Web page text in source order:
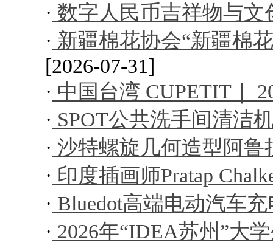
· 数字人民币吉祥物与文
· 新疆棉花协会“新疆棉
[2026-07-31]
· 中国台湾 CUPETIT｜
· SPOT公共洗手间清洁
· 沙特螺旋几何造型阿鲁
· 印度插画师Pratap
· Bluedot高端电动汽车
· 2026年“IDEA苏州”大